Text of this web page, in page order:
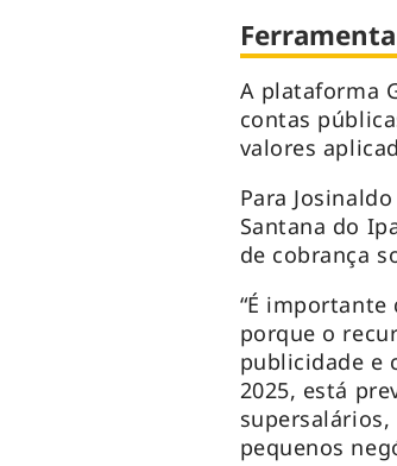
A plataforma
contas
valores
Para
Santana do
de cobrança
“É importante
porque o
publicidade e
2025, está
pequenos